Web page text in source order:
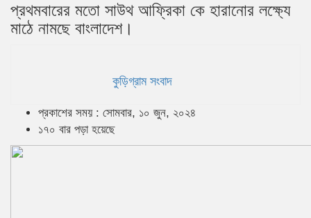
প্রথমবারের মতো সাউথ আফ্রিকা কে হারানোর লক্ষ্যে
মাঠে নামছে বাংলাদেশ।
কুড়িগ্রাম সংবাদ
প্রকাশের সময় : সোমবার, ১০ জুন, ২০২৪
১৭০ বার পড়া হয়েছে